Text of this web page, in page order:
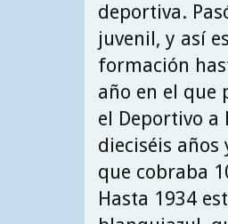
deportiva.
juvenil, y así
formación
año en el que
el Deportivo a
dieciséis
que cobraba
Hasta 1934